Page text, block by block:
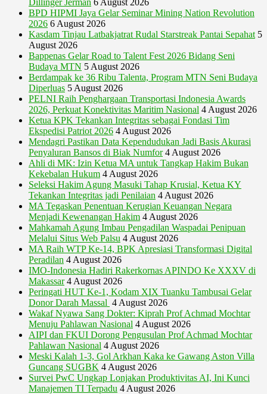
BPD HIPMI Jaya Gelar Seminar Mining Nation Revolution
2026 6 August 2026
Kasdam Tinjau Latbakjatrat Rudal Starstreak Pantai Sepahat 5
August 2026
Bappenas Gelar Road to Talent Fest 2026 Bidang Seni
Budaya MTN 5 August 2026
Berdampak ke 36 Ribu Talenta, Program MTN Seni Budaya
Diperluas 5 August 2026
PELNI Raih Penghargaan Transportasi Indonesia Awards
2026, Perkuat Konektivitas Maritim Nasional 4 August 2026
Ketua KPK Tekankan Integritas sebagai Fondasi Tim
Ekspedisi Patriot 2026 4 August 2026
Mendagri Pastikan Data Kependudukan Jadi Basis Akurasi
Penyaluran Bansos di Biak Numfor 4 August 2026
Ahli di MK: Izin Ketua MA untuk Tangkap Hakim Bukan
Kekebalan Hukum 4 August 2026
Seleksi Hakim Agung Masuki Tahap Krusial, Ketua KY
Tekankan Integritas jadi Penilaian 4 August 2026
MA Tegaskan Penentuan Kerugian Keuangan Negara
Menjadi Kewenangan Hakim 4 August 2026
Mahkamah Agung Imbau Pengadilan Waspadai Penipuan
Melalui Situs Web Palsu 4 August 2026
MA Raih WTP Ke-14, BPK Apresiasi Transformasi Digital
Peradilan 4 August 2026
IMO-Indonesia Hadiri Rakerkornas APINDO Ke XXXV di
Makassar 4 August 2026
Peringati HUT Ke-1, Kodam XIX Tuanku Tambusai Gelar
Donor Darah Massal 4 August 2026
Wakaf Nyawa Sang Dokter: Kiprah Prof Achmad Mochtar
Menuju Pahlawan Nasional 4 August 2026
AIPI dan FKUI Dorong Pengusulan Prof Achmad Mochtar
Pahlawan Nasional 4 August 2026
Meski Kalah 1-3, Gol Arkhan Kaka ke Gawang Aston Villa
Guncang SUGBK 4 August 2026
Survei PwC Ungkap Lonjakan Produktivitas AI, Ini Kunci
Manajemen TI Terpadu 4 August 2026